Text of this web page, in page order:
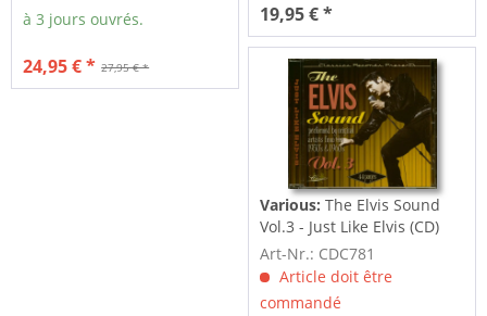
à 3 jours ouvrés.
27,95 € *
24,95 € *
19,95 € *
Various:The Elvis Sound
Vol.3 - Just Like Elvis (CD)
Art-Nr.: CDC781
Article doit être
commandé